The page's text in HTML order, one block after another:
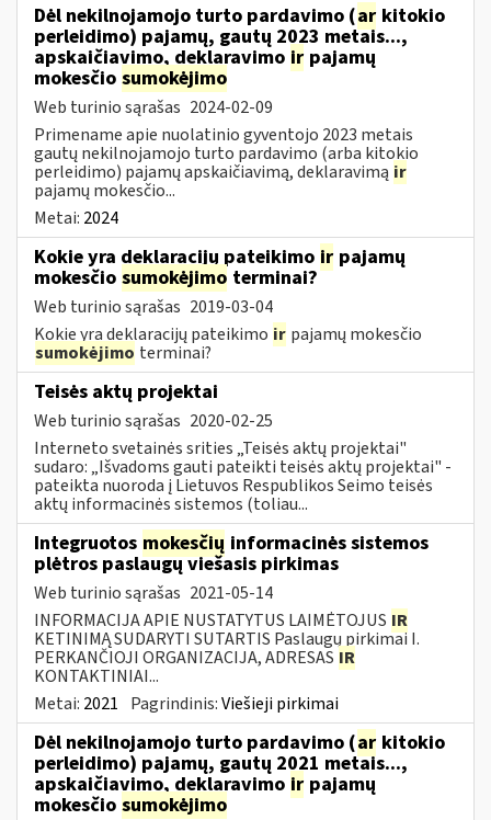
Dėl nekilnojamojo turto pardavimo (ar kitokio
perleidimo) pajamų, gautų 2023 metais...,
apskaičiavimo, deklaravimo ir pajamų
mokesčio sumokėjimo
Web turinio sąrašas 2024-02-09
Primename apie nuolatinio gyventojo 2023 metais
gautų nekilnojamojo turto pardavimo (arba kitokio
perleidimo) pajamų apskaičiavimą, deklaravimą ir
pajamų mokesčio...
Metai: 2024
Kokie yra deklaracijų pateikimo ir pajamų
mokesčio sumokėjimo terminai?
Web turinio sąrašas 2019-03-04
Kokie yra deklaracijų pateikimo ir pajamų mokesčio
sumokėjimo terminai?
Teisės aktų projektai
Web turinio sąrašas 2020-02-25
Interneto svetainės srities „Teisės aktų projektai"
sudaro: „Išvadoms gauti pateikti teisės aktų projektai" -
pateikta nuoroda į Lietuvos Respublikos Seimo teisės
aktų informacinės sistemos (toliau...
Integruotos mokesčių informacinės sistemos
plėtros paslaugų viešasis pirkimas
Web turinio sąrašas 2021-05-14
INFORMACIJA APIE NUSTATYTUS LAIMĖTOJUS IR
KETINIMĄ SUDARYTI SUTARTIS Paslaugų pirkimai I.
PERKANČIOJI ORGANIZACIJA, ADRESAS IR
KONTAKTINIAI...
Metai: 2021 Pagrindinis:Viešieji pirkimai
Dėl nekilnojamojo turto pardavimo (ar kitokio
perleidimo) pajamų, gautų 2021 metais...,
apskaičiavimo, deklaravimo ir pajamų
mokesčio sumokėjimo